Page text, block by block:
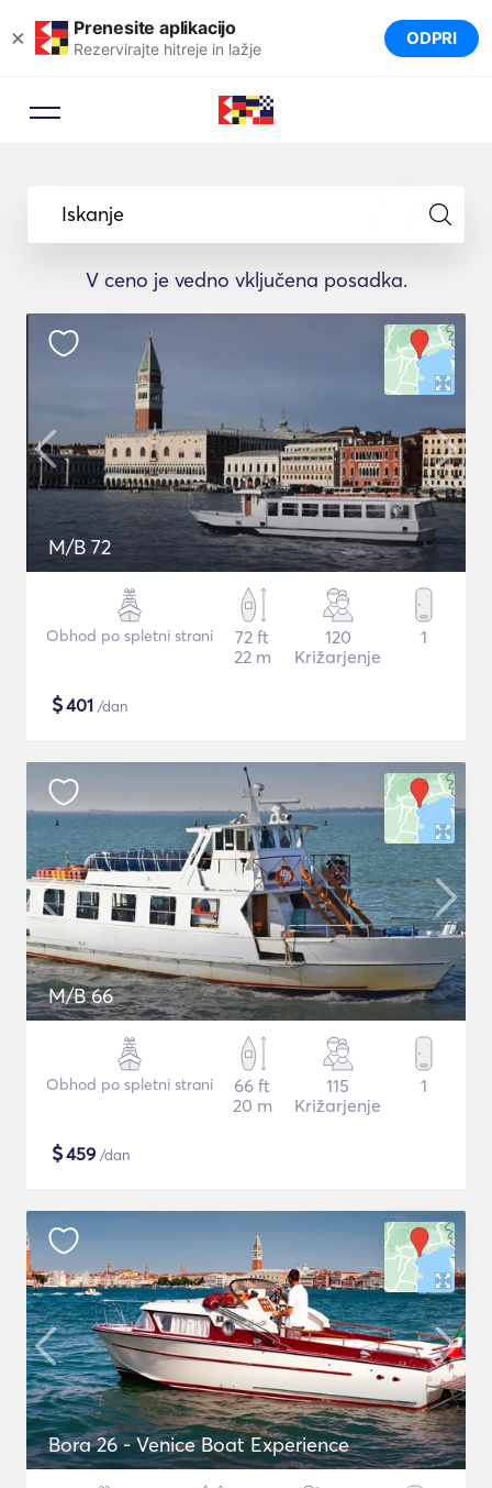
× Prenesite aplikacijo
Rezervirajte hitreje in lažje ODPRI
Iskanje
V ceno je vedno vključena posadka.
M/B 72
Obhod po spletni strani
72 ft
22 m
120
Križarjenje
1
$401 /dan
M/B 66
Obhod po spletni strani
66 ft
20 m
115
Križarjenje
1
$459 /dan
Bora 26 - Venice Boat Experience